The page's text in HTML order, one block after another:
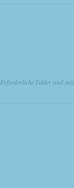
Erforderliche Felder sind mit